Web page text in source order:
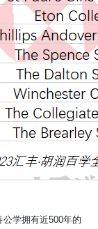
公学拥有近500年的